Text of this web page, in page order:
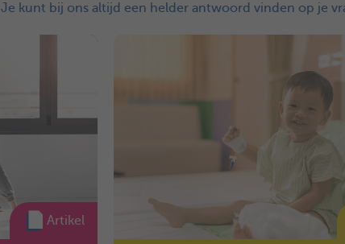
Je kunt bij ons altijd een helder antwoord vinden op je
Artikel